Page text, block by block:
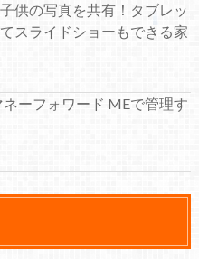
供の写真を共有！タブレッ
スライドショーもできる家
ーフォワード MEで管理す